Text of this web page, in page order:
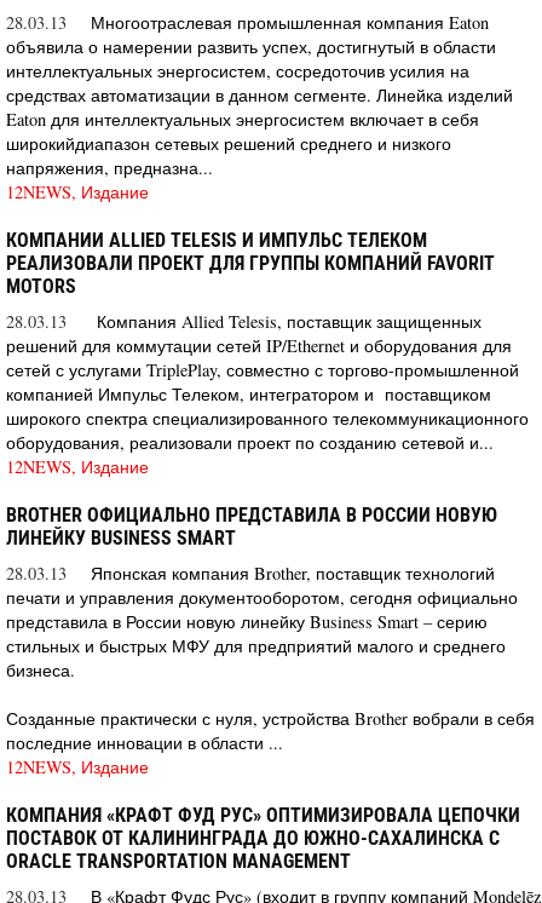
28.03.13
Многоотраслевая промышленная компания Eaton
объявила о намерении развить успех, достигнутый в области
интеллектуальных энергосистем, сосредоточив усилия на
средствах автоматизации в данном сегменте. Линейка изделий
Eaton для интеллектуальных энергосистем включает в себя
широкийдиапазон сетевых решений среднего и низкого
напряжения, предназна...
12NEWS, Издание
КОМПАНИИ ALLIED TELESIS И ИМПУЛЬС ТЕЛЕКОМ
РЕАЛИЗОВАЛИ ПРОЕКТ ДЛЯ ГРУППЫ КОМПАНИЙ FAVORIT
MOTORS
28.03.13
Компания Allied Telesis, поставщик защищенных
решений для коммутации сетей IP/Ethernet и оборудования для
сетей с услугами TriplePlay, совместно с торгово-промышленной
компанией Импульс Телеком, интегратором и поставщиком
широкого спектра специализированного телекоммуникационного
оборудования, реализовали проект по созданию сетевой и...
12NEWS, Издание
BROTHER ОФИЦИАЛЬНО ПРЕДСТАВИЛА В РОССИИ НОВУЮ
ЛИНЕЙКУ BUSINESS SMART
28.03.13
Японская компания Brother, поставщик технологий
печати и управления документооборотом, сегодня официально
представила в России новую линейку Business Smart – серию
стильных и быстрых МФУ для предприятий малого и среднего
бизнеса.
Созданные практически с нуля, устройства Brother вобрали в себя
последние инновации в области ...
12NEWS, Издание
КОМПАНИЯ «КРАФТ ФУД РУС» ОПТИМИЗИРОВАЛА ЦЕПОЧКИ
ПОСТАВОК ОТ КАЛИНИНГРАДА ДО ЮЖНО-САХАЛИНСКА С
ORACLE TRANSPORTATION MANAGEMENT
28.03.13
В «Крафт Фудс Рус» (входит в группу компаний Mondelēz